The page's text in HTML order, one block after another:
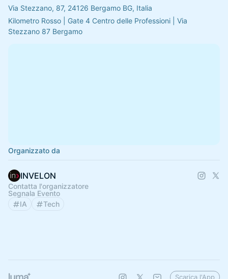
Via Stezzano, 87, 24126 Bergamo BG, Italia
Kilometro Rosso | Gate 4 Centro delle Professioni | Via
Stezzano 87 Bergamo
Organizzato da
INVELON
Contatta l'organizzatore
Segnala Evento
IA
Tech
Scarica l'App